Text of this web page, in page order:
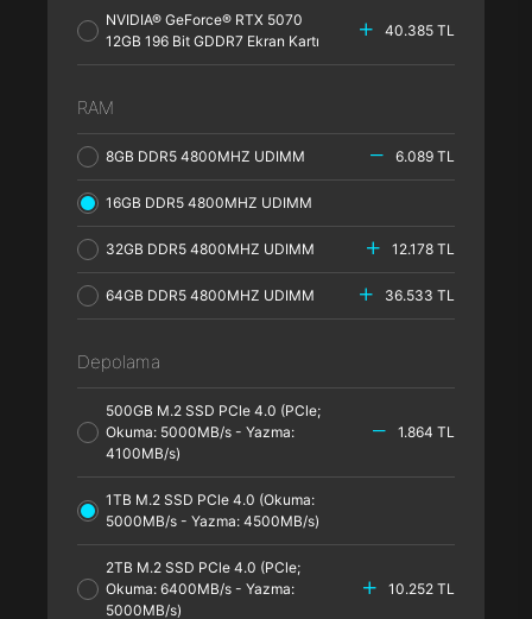
NVIDIA® GeForce® RTX 5070
12GB 196 Bit GDDR7 Ekran Kartı
40.385 TL
RAM
8GB DDR5 4800MHZ UDIMM 6.089 TL
16GB DDR5 4800MHZ UDIMM
32GB DDR5 4800MHZ UDIMM 12.178 TL
64GB DDR5 4800MHZ UDIMM 36.533 TL
Depolama
500GB M.2 SSD PCle 4.0 (PCle;
Okuma: 5000MB/s - Yazma:
4100MB/s)
1.864 TL
1TB M.2 SSD PCle 4.0 (Okuma:
5000MB/s - Yazma: 4500MB/s)
2TB M.2 SSD PCle 4.0 (PCle;
Okuma: 6400MB/s - Yazma:
5000MB/s)
10.252 TL